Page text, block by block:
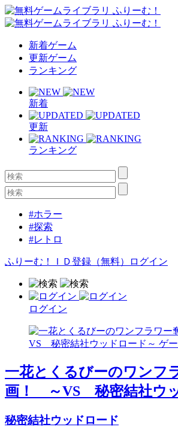
新着ゲーム
更新ゲーム
ランキング
新着
更新
ランキング
#ホラー
#探索
#レトロ
ふりーむ！ＩＤ登録（無料） ログイン
ログイン
一花とくるびーのワンフ
画！ ～VS 秘密結社ウ
秘密結社ウッドロード